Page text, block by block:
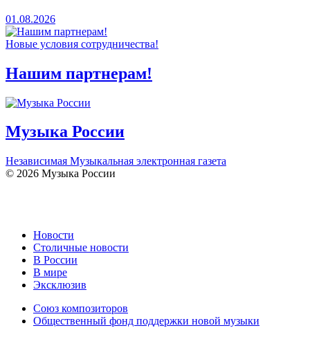
01.08.2026
Новые условия сотрудничества!
Нашим партнерам!
Музыка России
Независимая Музыкальная электронная газета
© 2026 Музыка России
Новости
Столичные новости
В России
В мире
Эксклюзив
Союз композиторов
Общественный фонд поддержки новой музыки